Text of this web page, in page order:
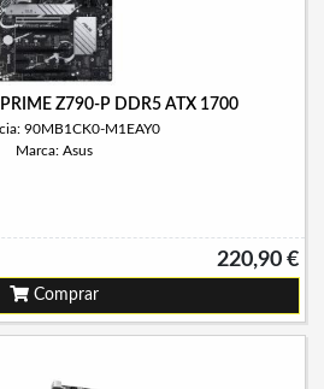
Z790-P DDR5 ATX 1700
90MB1CK0-M1EAY0
Marca: Asus
220,90 €
Comprar